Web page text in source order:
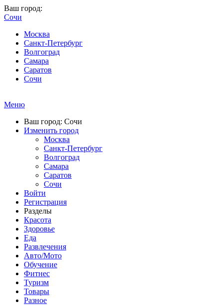
Ваш город:
Сочи
Москва
Санкт-Петербург
Волгоград
Самара
Саратов
Сочи
Меню
Ваш город: Сочи
Изменить город
Москва
Санкт-Петербург
Волгоград
Самара
Саратов
Сочи
Войти
Регистрация
Разделы
Красота
Здоровье
Еда
Развлечения
Авто/Мото
Обучение
Фитнес
Туризм
Товары
Разное